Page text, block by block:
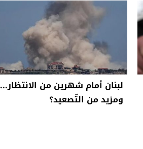
لبنان أمام شهرين من الانتظار...
ومزيد من التّصعيد؟